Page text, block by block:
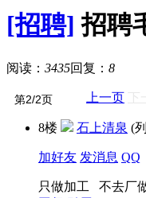
[招聘] 招聘
阅读： 3435回复： 8
上一页
8楼 石上清泉 (
加好友 发消息 QQ
只做加工 不去厂